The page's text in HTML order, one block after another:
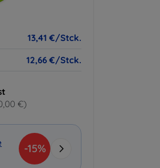
13,41 €/Stck.
12,66 €/Stck.
€)
-15%